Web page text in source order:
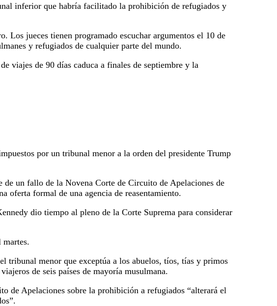
inferior que habría facilitado la prohibición de refugiados y
Los jueces tienen programado escuchar argumentos el 10 de
y refugiados de cualquier parte del mundo.
viajes de 90 días caduca a finales de septiembre y la
por un tribunal menor a la orden del presidente Trump
de un fallo de la Novena Corte de Circuito de Apelaciones de
oferta formal de una agencia de reasentamiento.
dio tiempo al pleno de la Corte Suprema para considerar
martes.
tribunal menor que exceptúa a los abuelos, tíos, tías y primos
de seis países de mayoría musulmana.
de Apelaciones sobre la prohibición a refugiados “alterará el